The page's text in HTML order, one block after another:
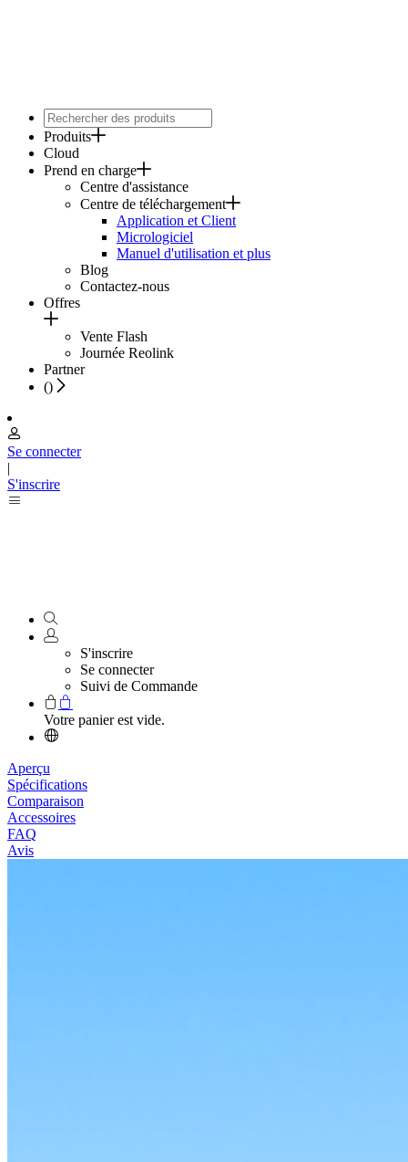
Produits
Cloud
Prend en charge
Centre d'assistance
Centre de téléchargement
Application et Client
Micrologiciel
Manuel d'utilisation et plus
Blog
Contactez-nous
Offres
Vente Flash
Journée Reolink
Partner
()
Se connecter
|
S'inscrire
S'inscrire
Se connecter
Suivi de Commande
Votre panier est vide.
Aperçu
Spécifications
Comparaison
Accessoires
FAQ
Avis